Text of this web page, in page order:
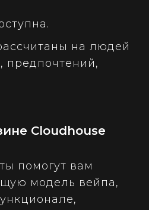
на людей
предпочтений,
Cloudhouse
помогут вам
модель вейпа,